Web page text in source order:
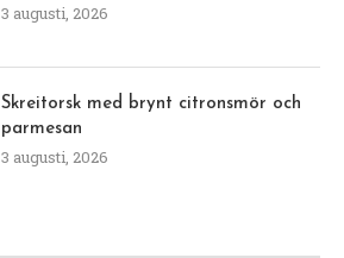
3 augusti, 2026
Skreitorsk med brynt citronsmör och
parmesan
3 augusti, 2026